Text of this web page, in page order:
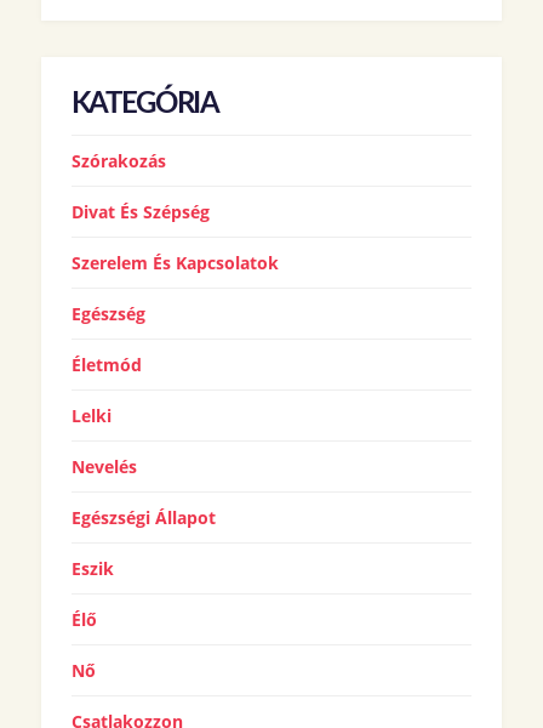
KATEGÓRIA
Szórakozás
Divat És Szépség
Szerelem És Kapcsolatok
Egészség
Életmód
Lelki
Nevelés
Egészségi Állapot
Eszik
Élő
Nő
Csatlakozzon